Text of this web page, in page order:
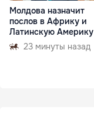
Молдова назначит
послов в Африку и
Латинскую Америку
23 минуты назад